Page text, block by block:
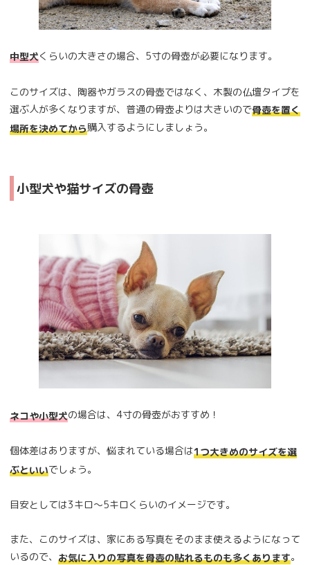
中型犬くらいの大きさの場合、5寸の骨壺が必要になります。
このサイズは、陶器やガラスの骨壺ではなく、木製の仏壇タイプを
選ぶ人が多くなりますが、普通の骨壺よりは大きいので骨壺を置く
場所を決めてから購入するようにしましょう。
小型犬や猫サイズの骨壺
ネコや小型犬の場合は、4寸の骨壺がおすすめ！
個体差はありますが、悩まれている場合は1つ大きめのサイズを選
ぶといいでしょう。
目安としては3キロ～5キロくらいのイメージです。
また、このサイズは、家にある写真をそのまま使えるようになって
いるので、 お気に入りの写真を骨壺の貼れるものも多くあります。